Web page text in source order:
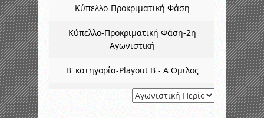
Κύπελλο-Προκριματική Φάση
Κύπελλο-Προκριματική Φάση-2η
Αγωνιστική
Β' κατηγορία-Playout B - A Ομιλος